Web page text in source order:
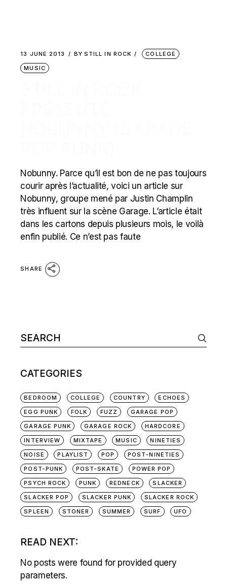
13 JUNE 2013 BY STILL IN ROCK
COLLEGE
MUSIC
Nobunny. Parce qu’il est bon de ne pas toujours
courir après l’actualité, voici un article sur
Nobunny, groupe mené par Justin Champlin
très influent sur la scène Garage. L’article était
dans les cartons depuis plusieurs mois, le voilà
enfin publié. Ce n’est pas faute
SHARE
Search
for:
CATEGORIES
BEDROOM COLLEGE COUNTRY
ECHOES
EGG PUNK
FOLK FUZZ
GARAGE POP
GARAGE PUNK
GARAGE ROCK
HARDCORE
INTERVIEW
MIXTAPE MUSIC
NINETIES
NOISE
PLAYLIST POP
POST-NINETIES
POST-PUNK
POST-SKATE
POWER POP
PSYCH ROCK
PUNK REDNECK
SLACKER
SLACKER POP
SLACKER PUNK
SLACKER ROCK
SPLEEN
STONER SUMMER SURF UFO
READ NEXT:
No posts were found for provided query
parameters.